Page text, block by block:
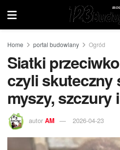
Home portal budowlany Ogród
Siatki
czyli skuteczny
myszy, szczury
autor AM 2026-04-23